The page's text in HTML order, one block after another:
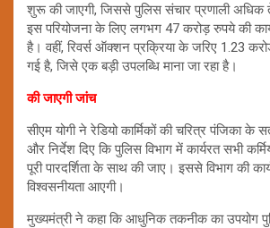
शुरू की जाएगी, जिससे पुलिस संचार प्रणाली अधिक
इस परियोजना के लिए लगभग 47 करोड़ रुपये की
है। वहीं, रिवर्स ऑक्शन प्रक्रिया के जरिए 1.23
गई है, जिसे एक बड़ी उपलब्धि माना जा रहा है।
की जाएगी जांच
सीएम योगी ने रेडियो कार्मिकों की चरित्र पंजिका के
और निर्देश दिए कि पुलिस विभाग में कार्यरत सभी
पूरी पारदर्शिता के साथ की जाए। इससे विभाग की
विश्वसनीयता आएगी।
मुख्यमंत्री ने कहा कि आधुनिक तकनीक का उपयोग